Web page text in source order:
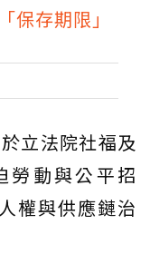
保存期限」
立法院社福及
勞動與公平招
權與供應鏈治